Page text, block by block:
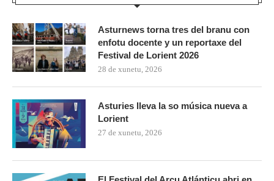
Asturnews torna tres del branu con
enfotu docente y un reportaxe del
Festival de Lorient 2026
28 de xunetu, 2026
Asturies lleva la so música nueva a
Lorient
27 de xunetu, 2026